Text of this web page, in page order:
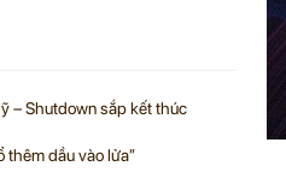
– Shutdown sắp kết thúc
thêm dầu vào lửa”